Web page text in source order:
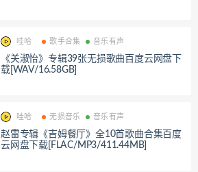
哇哈 歌手合集 音乐有声
《关淑怡》专辑39张无损歌曲百度云网盘下
载[WAV/16.58GB]
哇哈 无损音乐 音乐有声
赵雷专辑《吉姆餐厅》全10首歌曲合集百度
云网盘下载[FLAC/MP3/411.44MB]